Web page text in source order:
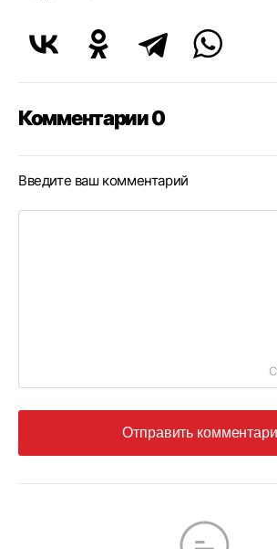
Комментарии 0
Введите ваш комментарий
Отправить